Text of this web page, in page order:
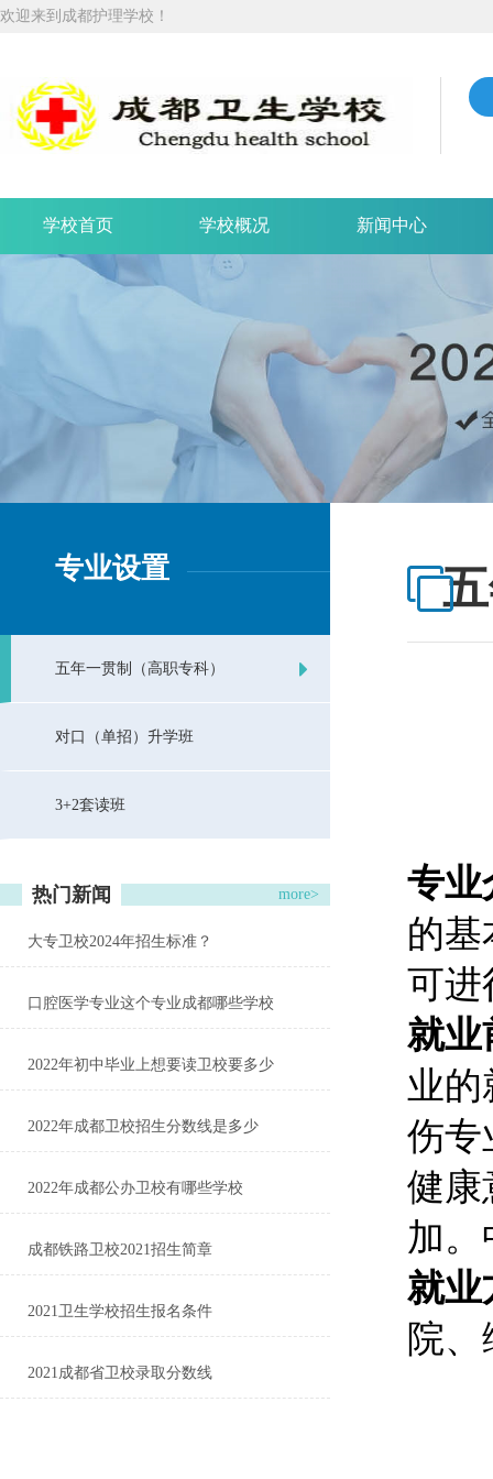
欢迎来到成都护理学校！
学校首页 学校概况 新闻中心
专业设置
五年一贯制（高职专科）
对口（单招）升学班
3+2套读班
热门新闻 more>
大专卫校2024年招生标准？
口腔医学专业这个专业成都哪些学校
2022年初中毕业上想要读卫校要多少
2022年成都卫校招生分数线是多少
2022年成都公办卫校有哪些学校
成都铁路卫校2021招生简章
2021卫生学校招生报名条件
2021成都省卫校录取分数线
专业
的基
可进
就业
业的
伤专
健康
加。
就业
院